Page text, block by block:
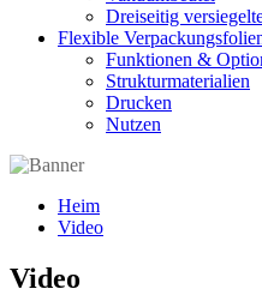
Dreiseitig
Flexible
Funktionen &
Strukturmaterialien
Drucken
Nutzen
Heim
Video
Video